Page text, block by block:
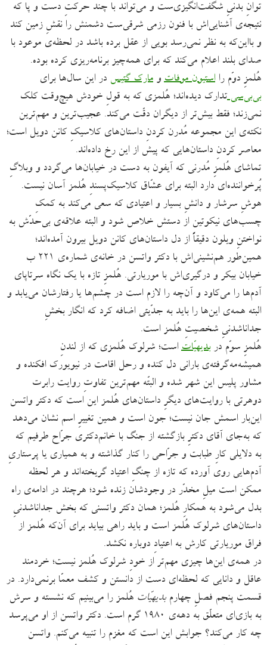
توانِ بدنیِ شگفت‌انگیزی‌ست و می‌تواند با چند حرکتِ دست و پا که
نتیجه‌ی آشنایی‌اش با فنون رزمی شرقی‌ست دشمنش را نقشِ زمین کند
و بااین‌که به نظر نمی‌رسد بویی از عقل برده باشد در لحظه‌ی موعود با
صدای بلند اعلام می‌کند که برای همه‌چیز برنامه‌ریزی کرده بوده.
هُلمزِ دوّم رااستیون موفات و مارک گتیس در این سال‌ها برای
بی‌بی‌سیتدارک دیده‌اند؛ هُلمزی که به قولِ خودش هیچ‌وقت کلک
نمی‌زند؛ فقط بیش‌تر از دیگران دقّت می‌کند. عجیب‌ترین و مهم‌ترین
نکته‌ی این مجموعه مُدرن کردنِ داستان‌های کلاسیکِ کانن دویل است؛
معاصر کردنِ داستان‌هایی که پیش از این رخ داده‌اند.
تماشای هُلمزِ مُدرنی که آیفون به دست در خیابان‌ها می‌گردد و وبلاگِ
پُرخواننده‌ای دارد البته برای عشّاق کلاسیک‌پسندِ هُلمز آسان نیست.
هوشِ سرشار و دانشِ بسیار و اعتیادی که سعی می‌کند به کمکِ
چسب‌های نیکوتین از دستش خلاص شود و البته علاقه‌ی بی‌حدّش به
نواختنِ ویلون دقیقاً از دل داستان‌های کانن دویل بیرون آمده‌اند؛
همین‌طور هم‌نشینی‌اش با دکتر واتسن در خانه‌ی شماره‌ی ۲۲۱ ب
خیابان بیکر و درگیری‌اش با موریارتی. هُلمزِ تازه با یک نگاه سرتاپای
آدم‌ها را می‌کاود و آن‌چه را لازم است در چشم‌ها یا رفتارشان می‌یابد و
البته همه‌ی این‌ها را باید به جدّیتی اضافه کرد که انگار بخشِ
جداناشدنیِ شخصیتِ هُلمز است.
هُلمزِ سوّم دربدیهیّات است؛ شرلوک هُلمزی که از لندنِ
همیشه‌مه‌گرفته‌ی بارانی دل کنده و رحل اقامت در نیویورک افکنده و
مشاور پلیس این شهر شده و البتّه مهم‌ترین تفاوتِ روایت رابرت
دوهرتی با روایت‌های دیگرِ داستان‌های هُلمز این است که دکتر واتسن
این‌بار اسمش جان نیست؛ جون است و همین تغییرِ اسم نشان می‌دهد
که به‌جای آقای دکترِ بازگشته از جنگ با خانم‌دکتری جرّاح طرفیم که
به دلایلی کارِ طبابت و جرّاحی را کنار گذاشته و به همیاری یا پرستاریِ
آدم‌هایی روی آورده که تازه از چنگِ اعتیاد گریخته‌اند و هر لحظه
ممکن است میلِ مخدّر در وجودشان زنده شود؛ هرچند در ادامه‌ی راه
بدل می‌شود به همکارِ هُلمز؛ همان دکتر واتسنی که بخش جداناشدنیِ
داستان‌های شرلوک هُلمز است و باید راهی بیاید برای آن‌که هُلمز از
فراق موریارتی کارش به اعتیادِ دوباره نکشد.
در همه‌ی این‌ها چیزی مهم‌تر از خودِ شرلوک هُلمز نیست؛ خردمند
عاقل و دانایی که لحظه‌ای دست از دانستن و کشف معمّا برنمی‌دارد. در
قسمت پنجم فصلِ چهارمبدیهیّات هُلمز را می‌بینیم که نشسته و سرش
به بازی‌ای متعلّق به‌ دهه‌ی ۱۹۸۰ گرم است. دکتر واتسن از او می‌پرسد
چه کار می‌کند؟ جوابش این است که مغزم را تنبیه می‌کنم. واتسن